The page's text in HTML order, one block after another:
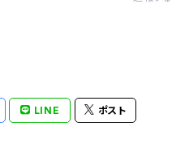
LINE ポスト